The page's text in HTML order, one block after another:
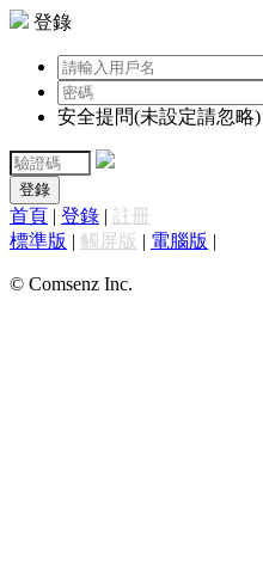
登錄
安全提問(未設定請忽略)
登錄
首頁 | 登錄 | 註冊
標準版 | 觸屏版 | 電腦版 |
© Comsenz Inc.